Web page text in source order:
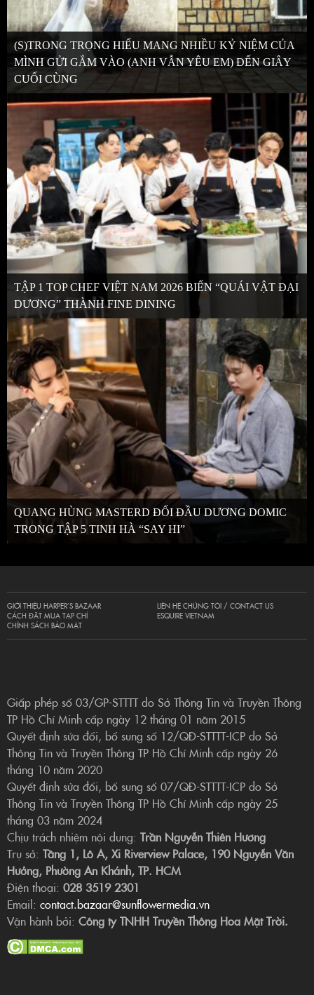
(S)TRONG TRỌNG HIẾU MANG NHIỀU KỶ NIỆM CỦA
MÌNH GỬI GẮM VÀO (ANH VẪN YÊU EM) ĐẾN GIÂY
CUỐI CÙNG
TẬP 1 TOP CHEF VIỆT NAM 2026 BIẾN “QUÁI VẬT ĐẠI
DƯƠNG” THÀNH FINE DINING
QUANG HÙNG MASTERD ĐỐI ĐẦU DƯƠNG DOMIC
TRONG TẬP 5 TINH HÀ “SAY HI”
GIỚI THIỆU HARPER’S BAZAAR
CÁCH ĐẶT MUA TẠP CHÍ
CHÍNH SÁCH BẢO MẬT
LIÊN HỆ CHÚNG TÔI / CONTACT US
ESQUIRE VIETNAM
Giấp phép số 03/GP-STTTT do Sở Thông Tin và Truyền Thông
TP Hồ Chí Minh cấp ngày 12 tháng 01 năm 2015
Quyết định sửa đổi, bổ sung số 12/QĐ-STTTT-ICP do Sở
Thông Tin và Truyền Thông TP Hồ Chí Minh cấp ngày 26
tháng 10 năm 2020
Quyết định sửa đổi, bổ sung số 07/QĐ-STTTT-ICP do Sở
Thông Tin và Truyền Thông TP Hồ Chí Minh cấp ngày 25
tháng 03 năm 2024
Chịu trách nhiệm nội dung: Trần Nguyễn Thiên Hương
Trụ sở: Tầng 1, Lô A, Xi Riverview Palace, 190 Nguyễn Văn
Hưởng, Phường An Khánh, TP. HCM
Điện thoại: 028 3519 2301
Email: contact.bazaar@sunflowermedia.vn
Vận hành bởi: Công ty TNHH Truyền Thông Hoa Mặt Trời.